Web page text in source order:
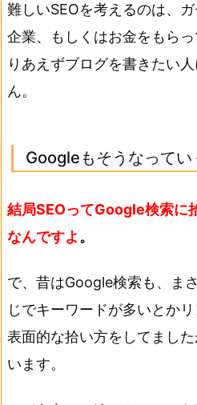
難しいSEOを考えるのは、
企業、もしくはお金をもら
りあえずブログを書きたい
ん。
Googleもそうなってい
結局SEOってGoogle検索に
なんですよ。
で、昔はGoogle検索も、ま
じでキーワードが多いとか
表面的な拾い方をしてまし
います。